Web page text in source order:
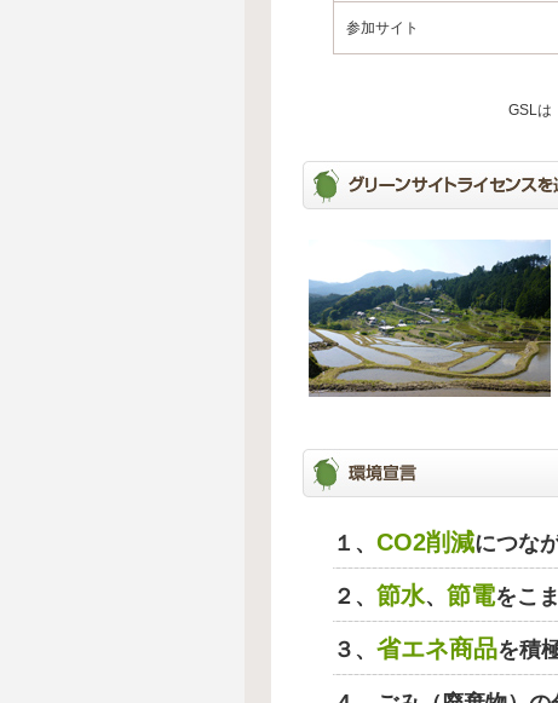
参加サイト
GSLは
１、 CO2削減につな
２、 節水、 節電をこ
３、 省エネ商品を積